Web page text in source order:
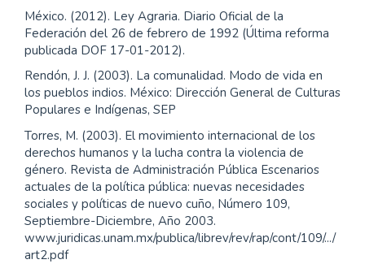
México. (2012). Ley Agraria. Diario Oficial de la
Federación del 26 de febrero de 1992 (Última reforma
publicada DOF 17-01-2012).
Rendón, J. J. (2003). La comunalidad. Modo de vida en
los pueblos indios. México: Dirección General de Culturas
Populares e Indígenas, SEP
Torres, M. (2003). El movimiento internacional de los
derechos humanos y la lucha contra la violencia de
género. Revista de Administración Pública Escenarios
actuales de la política pública: nuevas necesidades
sociales y políticas de nuevo cuño, Número 109,
Septiembre-Diciembre, Año 2003.
www.juridicas.unam.mx/publica/librev/rev/rap/cont/109/.../
art2.pdf